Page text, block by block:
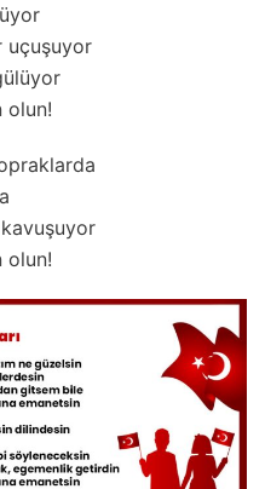
uçuşuyor
olun!
olun!